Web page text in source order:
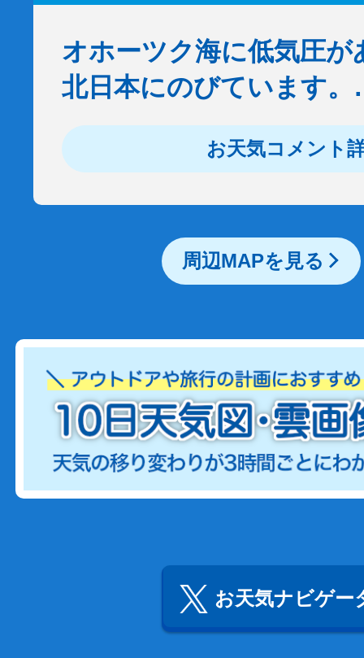
オホーツク海に低気圧が
北日本にのびています
お天気コメント
周辺MAPを見る
お天気ナビゲー